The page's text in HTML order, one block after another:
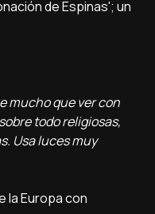
de Espinas'; un
mucho que ver con
todo religiosas,
Usa luces muy
la Europa con